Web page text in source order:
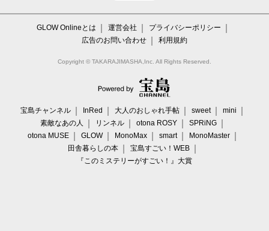
GLOW Onlineとは 運営会社
プライバシーポリシー
広告のお問い合わせ
利用規約
Copyright © TAKARAJIMASHA,Inc. All Rights Reserved.
宝島チャンネル InRed 大人のおしゃれ手帖 sweet
mini
素敵なあの人
リンネル otona ROSY
SPRiNG
otona MUSE
GLOW MonoMax smart
MonoMaster
田舎暮らしの本
宝島すごい！WEB
『このミステリーがすごい！』大賞